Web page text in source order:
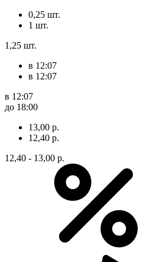
0,25 шт.
1 шт.
1,25 шт.
в 12:07
в 12:07
в 12:07
до 18:00
13,00 р.
12,40 р.
12,40 - 13,00 р.